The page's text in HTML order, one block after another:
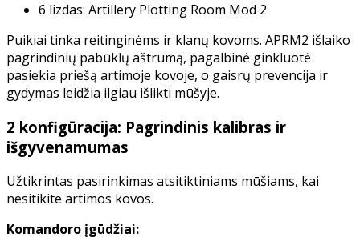
6 lizdas: Artillery Plotting Room Mod 2
Puikiai tinka reitinginėms ir klanų kovoms. APRM2 išlaiko
pagrindinių pabūklų aštrumą, pagalbinė ginkluotė
pasiekia priešą artimoje kovoje, o gaisrų prevencija ir
gydymas leidžia ilgiau išlikti mūšyje.
2 konfigūracija: Pagrindinis kalibras ir
išgyvenamumas
Užtikrintas pasirinkimas atsitiktiniams mūšiams, kai
nesitikite artimos kovos.
Komandoro įgūdžiai: